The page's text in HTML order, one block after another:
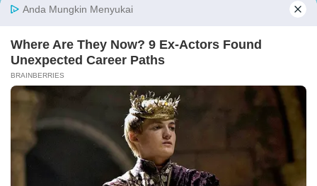
Kabarbaru.co menyajikan berita aktual dan
Follow Kabarbaru